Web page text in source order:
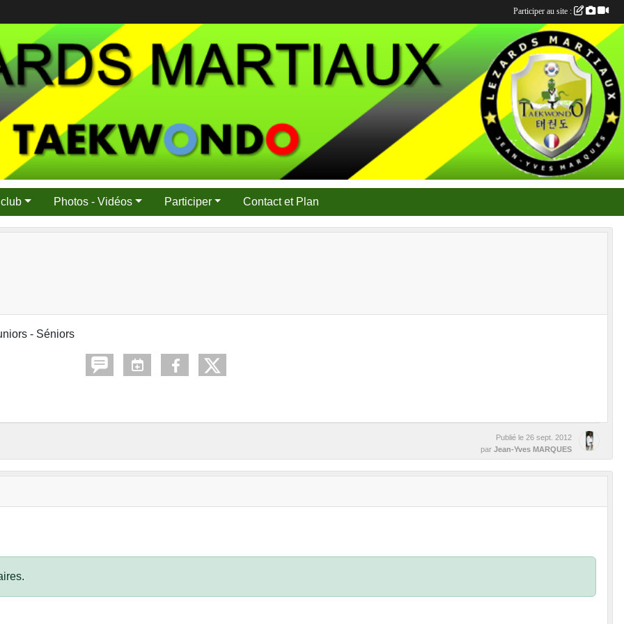
Photos - Vidéos Participer Contact et Plan
- Séniors
Publié le 26 sept. 2012
par Jean-Yves MARQUES
Participer au site :